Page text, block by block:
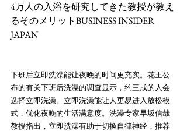
4万人の入浴を研究してきた教授が教え
るそのメリットBUSINESS INSIDER
下班后立即洗澡能让夜晚的时间更充实。花王公
布的有关下班后洗澡的调查显示，约三成的人会
选择立即洗澡。立即洗澡能让人更易进入放松模
式，优化夜晚的生活满意度。洗澡专家早坂信哉
教授指出，立即洗澡有助于切换自律神经，推荐